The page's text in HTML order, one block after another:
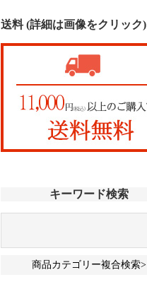
送料 (詳細は画像をクリック)
キーワード検索
商品カテゴリー複合検索>